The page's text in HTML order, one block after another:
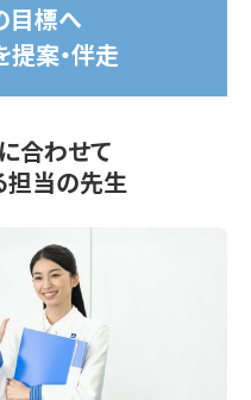
てお待ちしております。
場合、通常のサービス
い合わせください。
目標へ
案・伴走
合わせて
担当の先生